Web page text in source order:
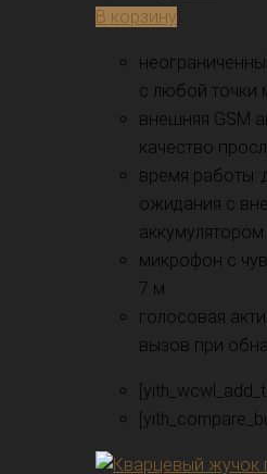
В корзину
с любой точки
внешняя GSM
качество
время работы:
ожидания с
аккумулятором
микрофон с
7 м
голосовая
вызов при